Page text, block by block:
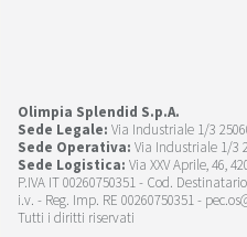
Olimpia Splendid S.p.A.
Sede Legale: Via Industriale 1/3
Sede Operativa: Via Industriale 1/3
Sede Logistica: Via XXV Aprile, 46,
P.IVA IT 00260750351 - Cod.
i.v. - Reg. Imp. RE 00260750351 -
Tutti i diritti riservati